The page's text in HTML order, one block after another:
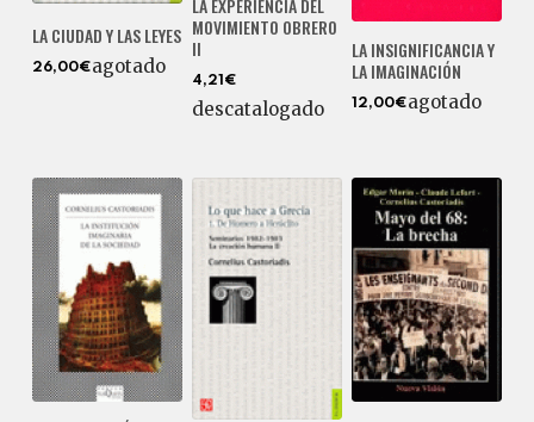
LA CIUDAD Y LAS LEYES
26,00€agotado
LA EXPERIENCIA DEL
MOVIMIENTO OBRERO
II
4,21€
descatalogado
LA INSIGNIFICANCIA Y
LA IMAGINACIÓN
12,00€agotado